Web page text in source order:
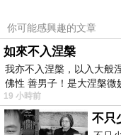
關於大熊屋
你可能感興趣的文章
如來不入涅槃
我亦不入涅槃，以入大般
佛性 善男子！是大涅槃微
19 小時前